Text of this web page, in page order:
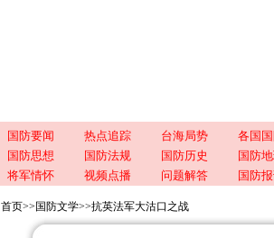
国防要闻 热点追踪 台海局势 各国
国防思想 国防法规 国防历史 国防
将军情怀 视频点播 问题解答 国防报
首页>> 国防文学>>抗英法军大沽口之战